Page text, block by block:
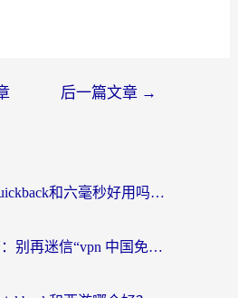
后一篇文章 →
海外党必看：Quickback和六毫秒好用吗？3步选对回国加速器，无缝刷国内剧玩游戏
海外党避坑指南：别再迷信“vpn 中国免费”，选对回国加速器才能无缝刷国内资源